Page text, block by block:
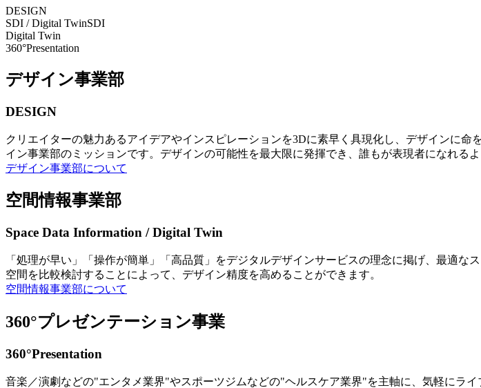
DESIGN
SDI / Digital TwinSDI
Digital Twin
360°Presentation
デザイン事業部
DESIGN
クリエイターの魅力あるアイデアやインスピレーションを3Dに素早く具現化し、デザインに
イン事業部のミッションです。デザインの可能性を最大限に発揮でき、誰もが表現者になれるよ
デザイン事業部について
空間情報事業部
Space Data Information / Digital Twin
「処理が早い」「操作が簡単」「高品質」をデジタルデザインサービスの理念に掲げ、最適
空間を比較検討することによって、デザイン精度を高めることができます。
空間情報事業部について
360°プレゼンテーション事業
360°Presentation
音楽／演劇などの"エンタメ業界"やスポーツジムなどの"ヘルスケア業界"を主軸に、気軽にラ